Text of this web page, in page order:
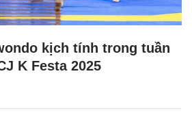
kịch tính trong tuần
K Festa 2025